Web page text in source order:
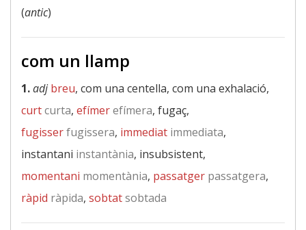
(antic)
com un llamp
1.adj breu, com una centella, com una exhalació,
curtcurta, efímerefímera, fugaç,
fugisserfugissera, immediat immediata,
instantani instantània, insubsistent,
momentani momentània, passatger passatgera,
ràpid ràpida, sobtatsobtada